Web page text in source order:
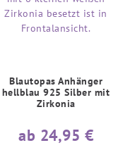
Blautopas Anhänger
hellblau 925 Silber mit
Zirkonia
ab 24,95 €